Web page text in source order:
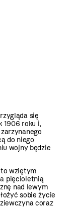
się
1906 roku i,
do niego
wojny będzie
to wziętym
pięcioletnią
nad lewym
sobie życie
coraz